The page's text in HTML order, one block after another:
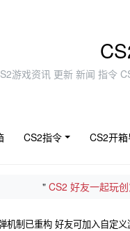
游戏资讯 更新 新闻 指令
CS2指令 CS2开
"CS2 好友一起玩
机制已重构 好友可加入自定义